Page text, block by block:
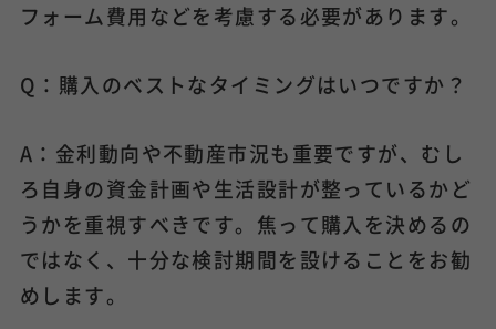
フォーム費用などを考慮する必要があります。
Q：購入のベストなタイミングはいつですか？
A：金利動向や不動産市況も重要ですが、むし
ろ自身の資金計画や生活設計が整っているかど
うかを重視すべきです。焦って購入を決めるの
ではなく、十分な検討期間を設けることをお勧
めします。